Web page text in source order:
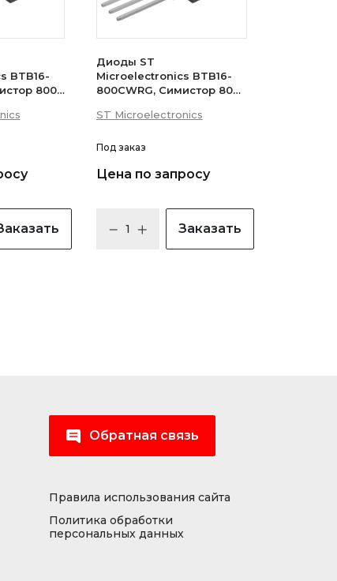
BTB16-
800В
Диоды ST
Microelectronics BTB16-
800CWRG, Симистор 800В
(бесснабберный)
ST Microelectronics
Под заказ
Цена по запросу
Заказать
Обратная связь
Правила использования сайта
Политика обработки
персональных данных